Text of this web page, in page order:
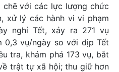
chẽ với các lực lượng chức
xử lý các hành vi vi phạm
nghỉ Tết, xảy ra 271 vụ
0,3 vụ/ngày so với dịp Tết
tra, khám phá 173 vụ, bắt
trật tự xã hội; thu giữ hơn